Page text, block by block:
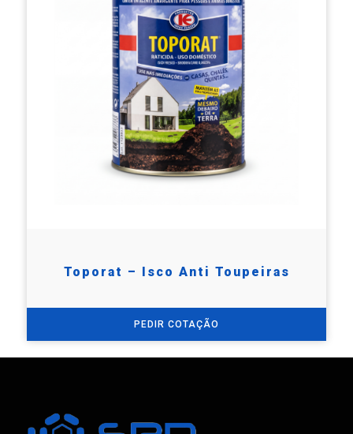
Toporat – Isco Anti Toupeiras
PEDIR COTAÇÃO